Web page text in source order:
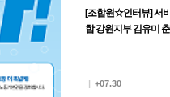
[조합원☆인터뷰] 서
합 강원지부 김유미
| +07.30